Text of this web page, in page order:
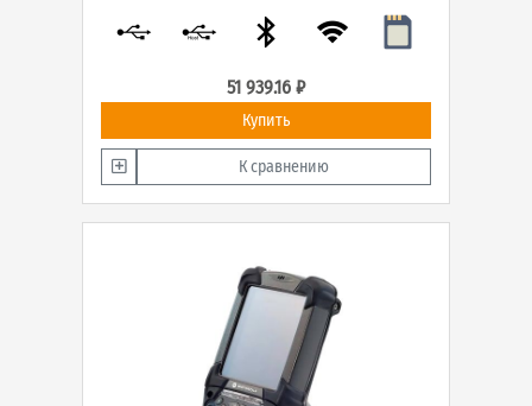
51 939.16 ₽
Купить
К сравнению